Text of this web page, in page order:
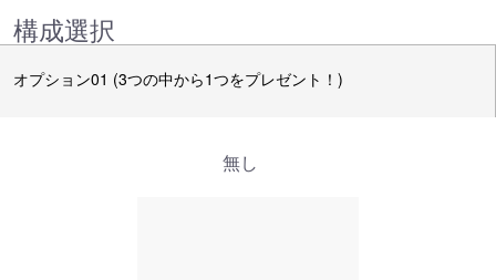
構成選択
オプション01 (3つの中から1つをプレゼント！)
無し